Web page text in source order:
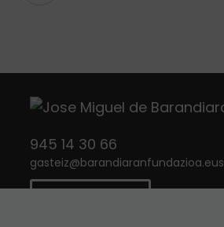
945 14 30 66
gasteiz@barandiaranfundazioa.eus